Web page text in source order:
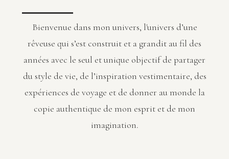
Bienvenue dans mon univers, l'univers d’une
rêveuse qui s’est construit et a grandit au fil des
années avec le seul et unique objectif de partager
du style de vie, de l’inspiration vestimentaire, des
expériences de voyage et de donner au monde la
copie authentique de mon esprit et de mon
imagination.